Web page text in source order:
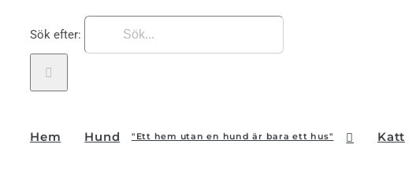
Sök efter:
Hem Hund "Ett hem utan en hund är bara ett hus" Katt